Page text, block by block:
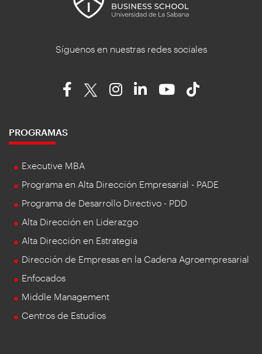
Síguenos en nuestras redes sociales
PROGRAMAS
Executive MBA
Programa en Alta Dirección Empresarial - PADE
Programa de Desarrollo Directivo - PDD
Alta Dirección en Liderazgo
Alta Dirección en Estrategia
Dirección de Empresas en la Cadena Agroempresarial
Enfocados
Middle Management
Centros de Estudios